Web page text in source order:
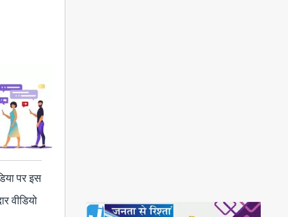
पर इस
वीडियो